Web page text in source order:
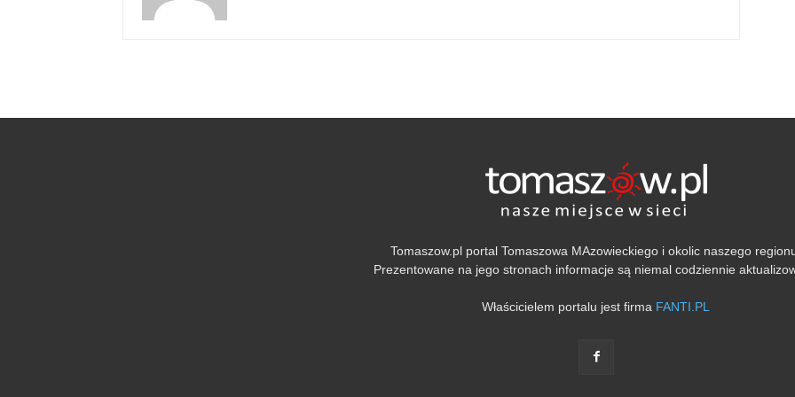
Tomaszow.pl portal Tomaszowa MAzowieckiego i okolic naszego
Prezentowane na jego stronach informacje są niemal codziennie
Właścicielem portalu jest firma FANTI.PL